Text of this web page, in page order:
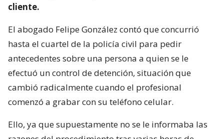
cliente.
El abogado Felipe González contó que concurrió
hasta el cuartel de la policía civil para pedir
antecedentes sobre una persona a quien se le
efectuó un control de detención, situación que
cambió radicalmente cuando el profesional
comenzó a grabar con su teléfono celular.
Ello, ya que supuestamente no se le informaba las